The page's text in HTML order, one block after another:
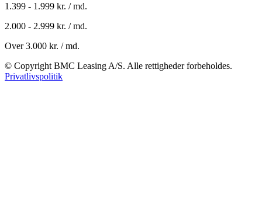
1.399 - 1.999 kr. / md.
2.000 - 2.999 kr. / md.
Over 3.000 kr. / md.
© Copyright BMC Leasing A/S. Alle rettigheder forbeholdes.
Privatlivspolitik